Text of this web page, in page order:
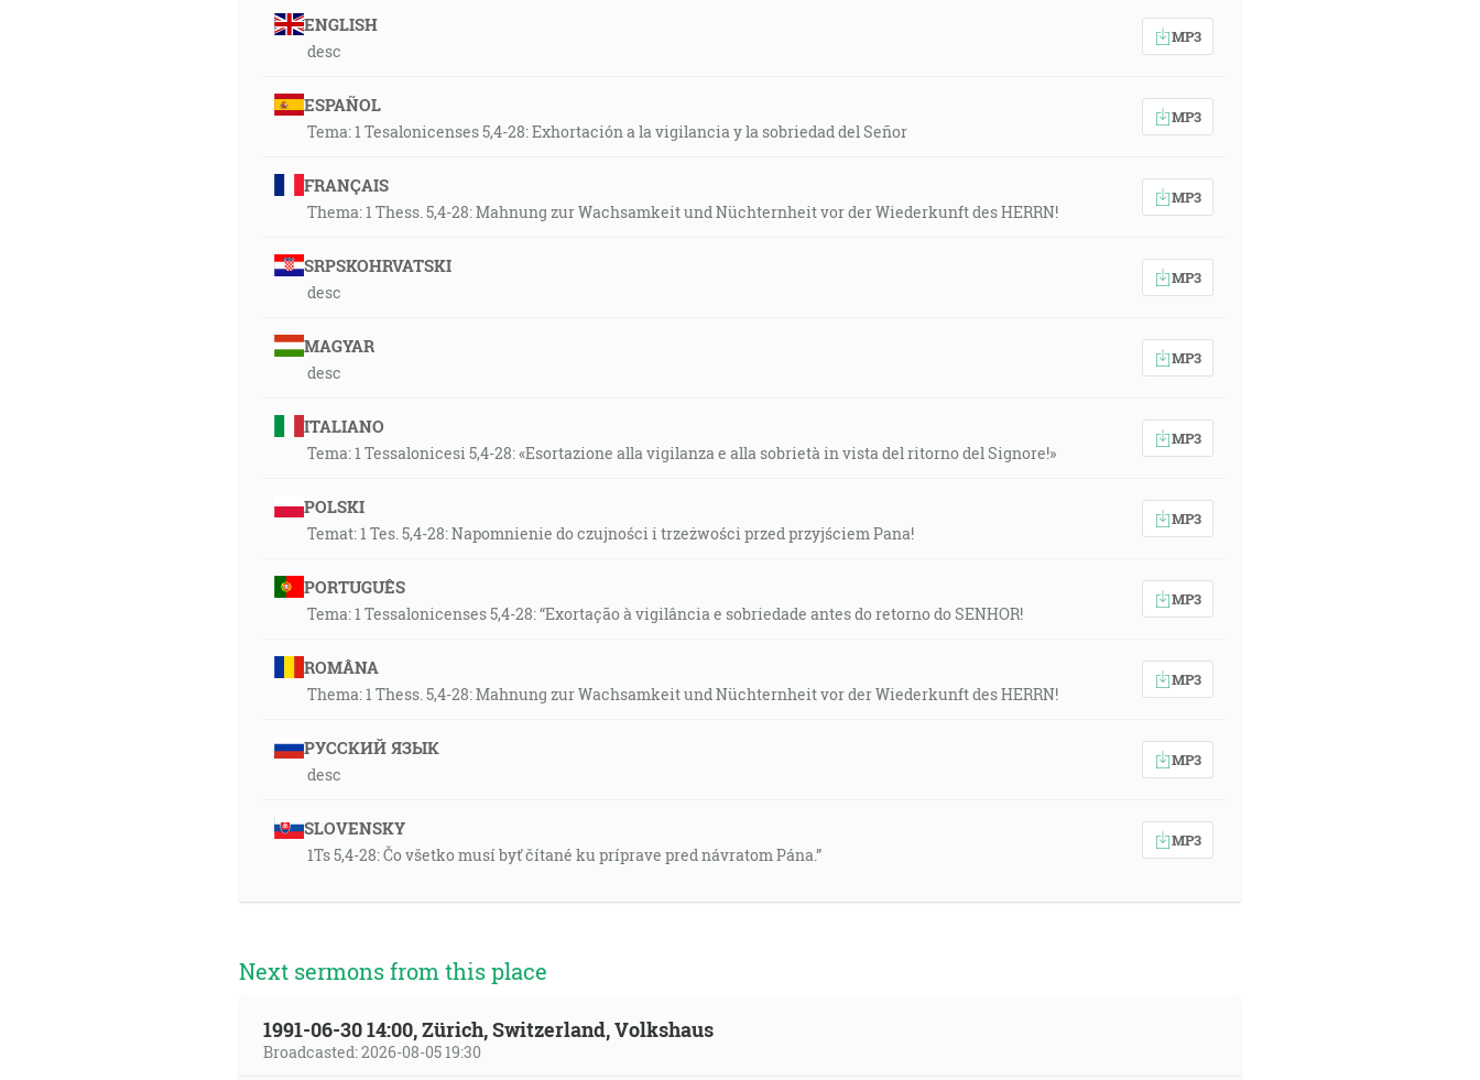
ENGLISH
desc
MP3
ESPAÑOL
Tema: 1 Tesalonicenses 5,4-28: Exhortación a la vigilancia y la sobriedad del Señor
MP3
FRANÇAIS
Thema: 1 Thess. 5,4-28: Mahnung zur Wachsamkeit und Nüchternheit vor der Wiederkunft des HERRN!
MP3
SRPSKOHRVATSKI
desc
MP3
MAGYAR
desc
MP3
ITALIANO
Tema: 1 Tessalonicesi 5,4-28: «Esortazione alla vigilanza e alla sobrietà in vista del ritorno del Signore!»
MP3
POLSKI
Temat: 1 Tes. 5,4-28: Napomnienie do czujności i trzeżwości przed przyjściem Pana!
MP3
PORTUGUÊS
Tema: 1 Tessalonicenses 5,4-28: “Exortação à vigilância e sobriedade antes do retorno do SENHOR!
MP3
ROMÂNA
Thema: 1 Thess. 5,4-28: Mahnung zur Wachsamkeit und Nüchternheit vor der Wiederkunft des HERRN!
MP3
РУССКИЙ ЯЗЫК
desc
MP3
SLOVENSKY
1Ts 5,4-28: Čo všetko musí byť čítané ku príprave pred návratom Pána.”
MP3
Next sermons from this place
1991-06-30 14:00, Zürich, Switzerland, Volkshaus
Broadcasted: 2026-08-05 19:30